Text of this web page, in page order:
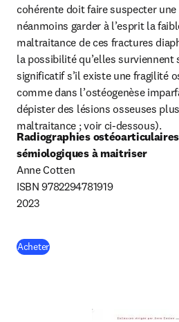
cohérente doit faire suspecter
néanmoins garder à l’esprit la
maltraitance de ces fractures
la possibilité qu’elles
significatif s’il existe une fragilité
comme dans l’ostéogenèse
dépister des lésions osseuses
maltraitance ; voir ci-dessous).
Radiographies
sémiologiques à maitriser
Anne Cotten
ISBN 9782294781919
2023
Acheter(